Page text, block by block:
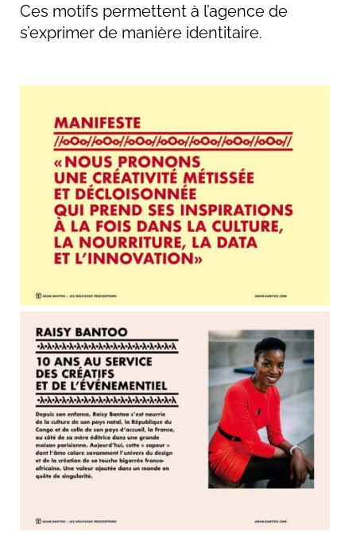
Ces motifs permettent à l’agence de
s’exprimer de manière identitaire.